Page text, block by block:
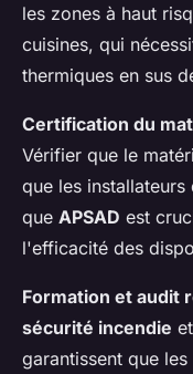
les zones à haut
cuisines, qui
thermiques en sus
Certification du
Vérifier que le
que les
que APSAD est
l'efficacité des
Formation et audit
sécurité incendie
garantissent que